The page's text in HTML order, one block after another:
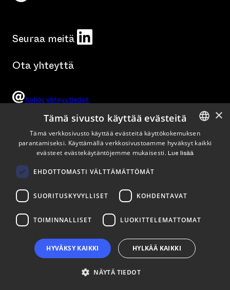
Seuraa meitäLinkedIn
Ota yhteyttä
Kaikki yhteystiedot
Tykistökatu 4 B, Turku(Saapumisohjeet) ENGLISH
×
Tämä sivusto käyttää evästeitä
Tämä verkkosivusto käyttää evästeitä käyttökokemuksen
parantamiseksi. Käyttämällä verkkosivustoamme hyväksyt kaikki
evästeet evästekäytäntöjemme mukaisesti.Lue lisää
EHDOTTOMASTI VÄLTTÄMÄTTÖMÄT
SUORITUSKYVYLLISET KOHDENTAVAT
TOIMINNALLISET LUOKITTELEMATTOMAT
HYVÄKSY KAIKKI HYLKÄÄ KAIKKI
NÄYTÄ TIEDOT